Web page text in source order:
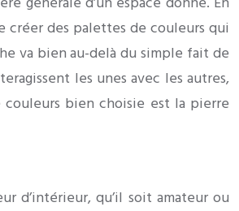
créer des palettes de couleurs qui
va bien au-delà du simple fait de
les unes avec les autres,
bien choisie est la pierre
d’intérieur, qu’il soit amateur ou